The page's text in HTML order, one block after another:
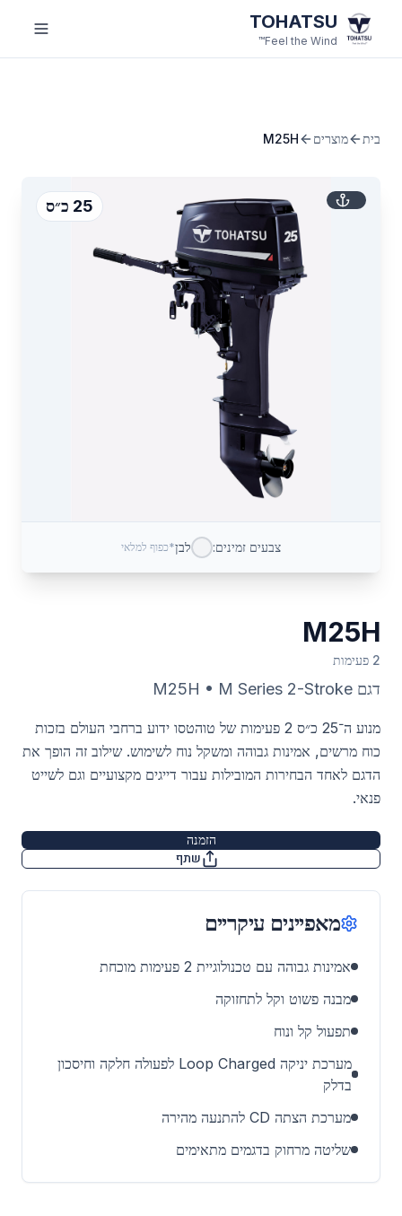
דלג לתוכן הראשי
TOHATSU
Feel the Wind™
בית מוצרים M25H
25 כ״ס
צבעים זמינים: לבן*כפוף למלאי
M25H
2 פעימות
דגם M25H • M Series 2-Stroke
מנוע ה־25 כ״ס 2 פעימות של טוהטסו ידוע ברחבי העולם בזכות
כוח מרשים, אמינות גבוהה ומשקל נוח לשימוש. שילוב זה הופך את
הדגם לאחד הבחירות המובילות עבור דייגים מקצועיים וגם לשייט
פנאי.
הזמנה
שתף
מאפיינים עיקריים
אמינות גבוהה עם טכנולוגיית 2 פעימות מוכחת
מבנה פשוט וקל לתחזוקה
תפעול קל ונוח
מערכת יניקה Loop Charged לפעולה חלקה וחיסכון
בדלק
מערכת הצתה CD להתנעה מהירה
שליטה מרחוק בדגמים מתאימים